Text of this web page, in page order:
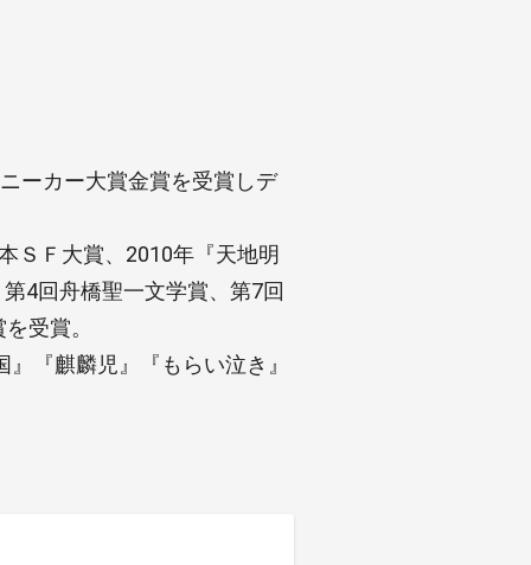
ーカー大賞金賞を受賞しデ
ＳＦ大賞、2010年『天地明
4回舟橋聖一文学賞、第7回
受賞。
『麒麟児』『もらい泣き』